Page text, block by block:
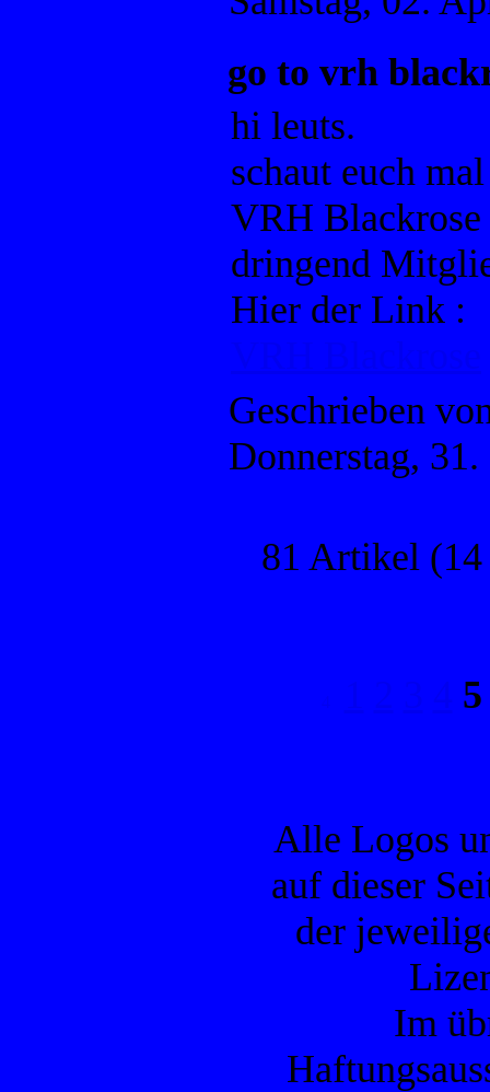
go to vrh
hi leuts.
schaut euch
VRH Blackrose
dringend
Hier der Link :
Geschrieben
Donnerstag,
81 Artikel
5
Alle Logos
auf dieser
der
Im